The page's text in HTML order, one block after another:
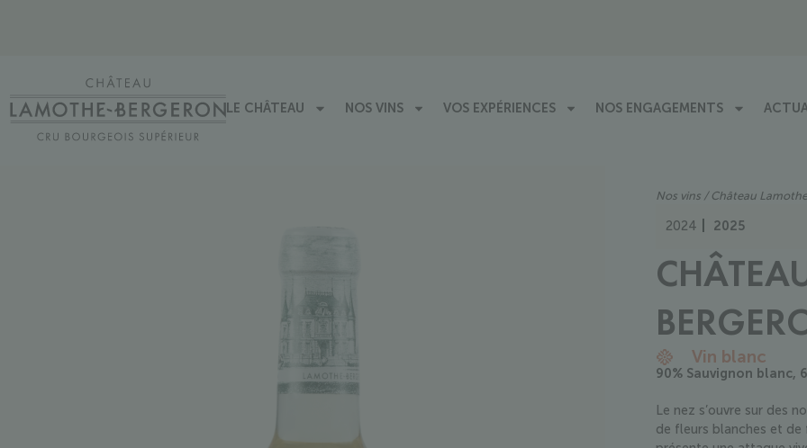
LE CHÂTEAU NOS VINS VOS EXPÉRIENCES NOS ENGAGEMENTS
Nos vins / Château
2024 2025
Vin blanc
90% Sauvignon blanc,
Le nez s’ouvre sur des
de fleurs blanches et de